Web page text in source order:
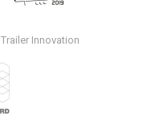
Trailer Innovation